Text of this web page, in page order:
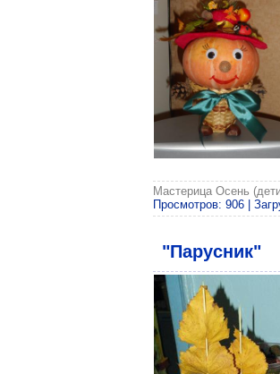
Мастерица Осень
Просмотров: 906 |
"Парусник"